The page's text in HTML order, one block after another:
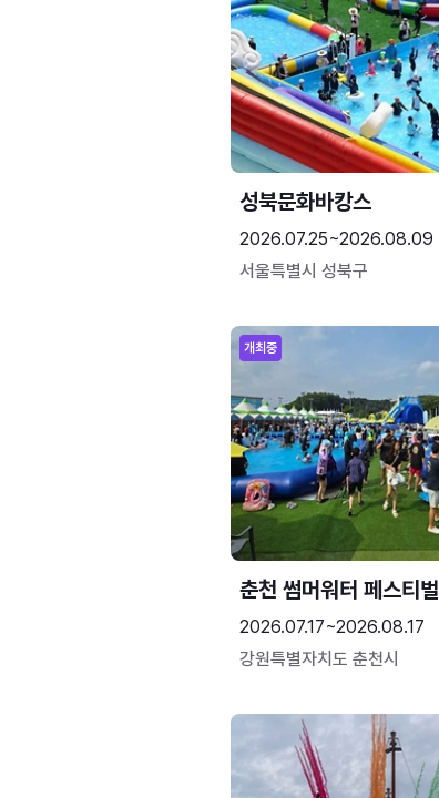
성북문화바캉스
2026.07.25~2026.08.09
서울특별시 성북구
개최중
춘천 썸머워터 페스티벌
2026.07.17~2026.08.17
강원특별자치도 춘천시